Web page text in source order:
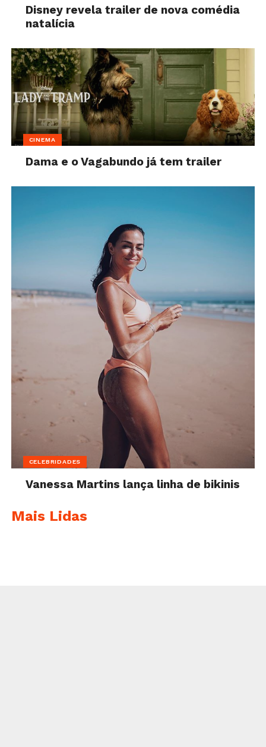
Disney revela trailer de nova comédia
natalícia
CINEMA
Dama e o Vagabundo já tem trailer
CELEBRIDADES
Vanessa Martins lança linha de bikinis
Mais Lidas